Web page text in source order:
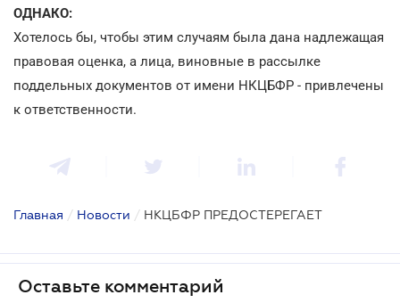
ОДНАКО:
Хотелось бы, чтобы этим случаям была дана надлежащая
правовая оценка, а лица, виновные в рассылке
поддельных документов от имени НКЦБФР - привлечены
к ответственности.
Главная / Новости / НКЦБФР ПРЕДОСТЕРЕГАЕТ
Оставьте комментарий